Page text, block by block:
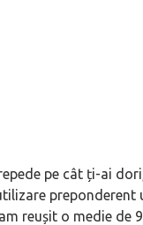
pe cât ți-ai
preponderent
reușit o medie de